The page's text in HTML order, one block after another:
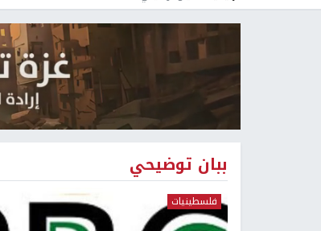
ببان توضيحي
فلسطينيات